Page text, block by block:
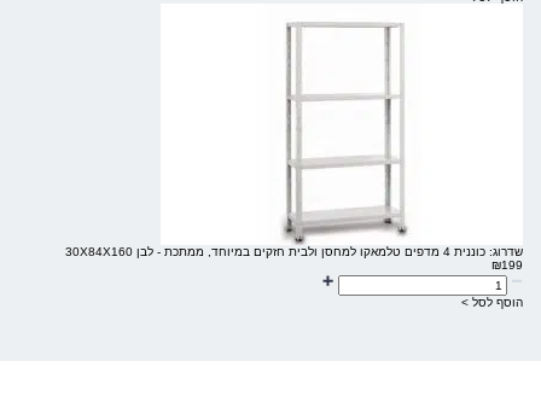
שדרוג: כוננית 4 מדפים טלמאקו למחסן ולבית חזקים במיוחד, ממתכת - לבן 30X84X160
₪199
הוסף לסל >